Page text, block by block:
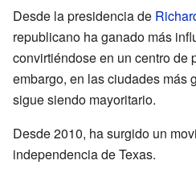
Desde la presidencia de
republicano ha ganado más
convirtiéndose en un centro de
embargo, en las ciudades más
sigue siendo mayoritario.
Desde 2010, ha surgido un
independencia de Texas.